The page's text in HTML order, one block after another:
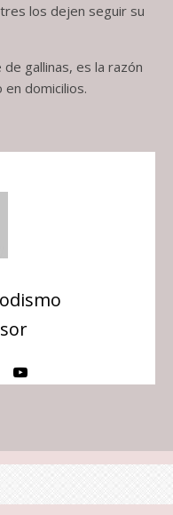
los dejen seguir su
gallinas, es la razón
domicilios.